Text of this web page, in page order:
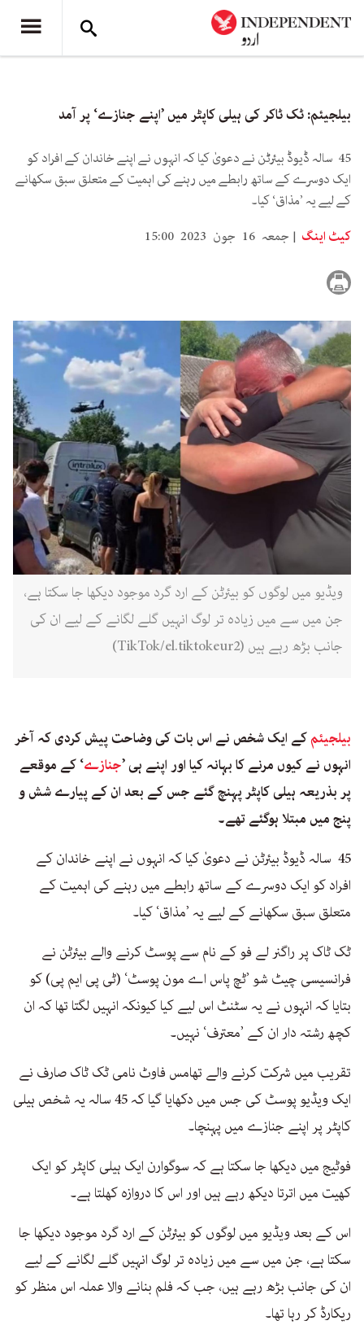
بیلجیئم: ٹک ٹاکر کی ہیلی کاپٹر میں ’اپنے جنازے‘ پر آمد
45 سالہ ڈیوڈ بیئرٹن نے دعویٰ کیا کہ انہوں نے اپنے خاندان کے افراد کو
ایک دوسرے کے ساتھ رابطے میں رہنے کی اہمیت کے متعلق سبق سکھانے
کے لیے یہ ’مذاق‘ کیا۔
کیٹ اینگ
جمعہ 16 جون 2023 15:00
ویڈیو میں لوگوں کو بیئرٹن کے ارد گرد موجود دیکھا جا سکتا ہے،
جن میں سے میں زیادہ تر لوگ انہیں گلے لگانے کے لیے ان کی
جانب بڑھ رہے ہیں (TikTok/el.tiktokeur2)
بیلجیئمکے ایک شخص نے اس بات کی وضاحت پیش کردی کہ آخر
انہوں نے کیوں مرنے کا بہانہ کیا اور اپنے ہی ’جنازے‘ کے موقعے
پر بذریعہ ہیلی کاپٹر پہنچ گئے جس کے بعد ان کے پیارے شش و
پنج میں مبتلا ہوگئے تھے۔
45 سالہ ڈیوڈ بیئرٹن نے دعویٰ کیا کہ انہوں نے اپنے خاندان کے
افراد کو ایک دوسرے کے ساتھ رابطے میں رہنے کی اہمیت کے
متعلق سبق سکھانے کے لیے یہ ’مذاق‘ کیا۔
ٹک ٹاک پر راگنر لے فو کے نام سے پوسٹ کرنے والے بیئرٹن نے
فرانسیسی چیٹ شو ’ٹچ پاس اے مون پوسٹ‘ (ٹی پی ایم پی) کو
بتایا کہ انہوں نے یہ سٹنٹ اس لیے کیا کیونکہ انہیں لگتا تھا کہ ان
کچھ رشتہ دار ان کے ’معترف‘ نہیں۔
تقریب میں شرکت کرنے والے تھامس فاوٹ نامی ٹک ٹاک صارف نے
ایک ویڈیو پوسٹ کی جس میں دکھایا گیا کہ 45 سالہ یہ شخص ہیلی
کاپٹر پر اپنے جنازے میں پہنچا۔
فوٹیج میں دیکھا جا سکتا ہے کہ سوگوارن ایک ہیلی کاپٹر کو ایک
کھیت میں اترتا دیکھ رہے ہیں اور اس کا دروازہ کھلتا ہے۔
اس کے بعد ویڈیو میں لوگوں کو بیئرٹن کے ارد گرد موجود دیکھا جا
سکتا ہے، جن میں سے میں زیادہ تر لوگ انہیں گلے لگانے کے لیے
ان کی جانب بڑھ رہے ہیں، جب کہ فلم بنانے والا عملہ اس منظر کو
ریکارڈ کر رہا تھا۔